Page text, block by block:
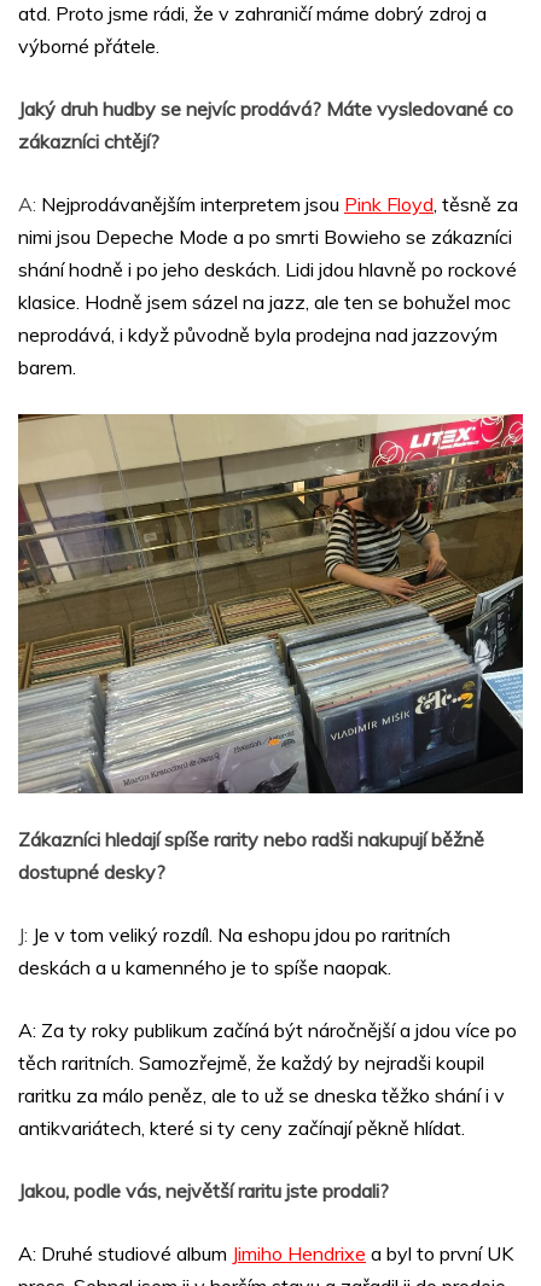
atd. Proto jsme rádi, že v zahraničí máme dobrý zdroj a
výborné přátele.
Jaký druh hudby se nejvíc prodává? Máte vysledované co
zákazníci chtějí?
A: Nejprodávanějším interpretem jsou Pink Floyd, těsně za
nimi jsou Depeche Mode a po smrti Bowieho se zákazníci
shání hodně i po jeho deskách. Lidi jdou hlavně po rockové
klasice. Hodně jsem sázel na jazz, ale ten se bohužel moc
neprodává, i když původně byla prodejna nad jazzovým
barem.
Zákazníci hledají spíše rarity nebo radši nakupují běžně
dostupné desky?
J: Je v tom veliký rozdíl. Na eshopu jdou po raritních
deskách a u kamenného je to spíše naopak.
A: Za ty roky publikum začíná být náročnější a jdou více po
těch raritních. Samozřejmě, že každý by nejradši koupil
raritku za málo peněz, ale to už se dneska těžko shání i v
antikvariátech, které si ty ceny začínají pěkně hlídat.
Jakou, podle vás, největší raritu jste prodali?
A: Druhé studiové album Jimiho Hendrixe a byl to první UK